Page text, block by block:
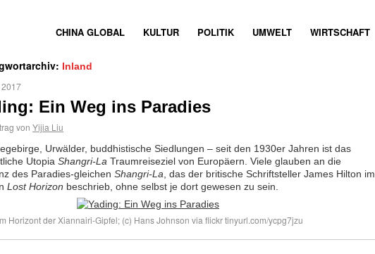
CHINA GLOBAL KULTUR POLITIK UMWELT WIRTSCHAFT
Inland
Ein Weg ins Paradies
von Yijia Liu
Urwälder, buddhistische Siedlungen – seit den 1930er Jahren ist das
Utopia Shangri-La Traumreiseziel von Europäern. Viele glauben an die
des Paradies-gleichen Shangri-La , das der britische Schriftsteller James Hilton im
Lost Horizon beschrieb, ohne selbst je dort gewesen zu sein.
Horizont der Xiannairi-Gipfel; (c) Hans Johnson via flickr tinyurl.com/ycpg7jzu